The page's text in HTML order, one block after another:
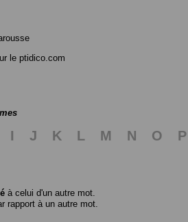
le ptidico.com
I J K L M N O P
à celui d'un autre mot.
rapport à un autre mot.